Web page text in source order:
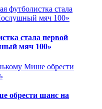
стала первой
мяч 100»
обрести шанс на